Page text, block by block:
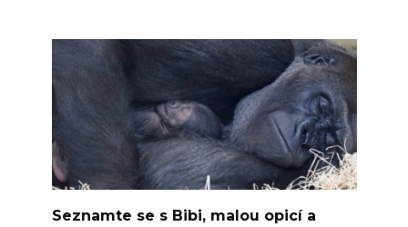
Seznamte se s Bibi, malou opicí a